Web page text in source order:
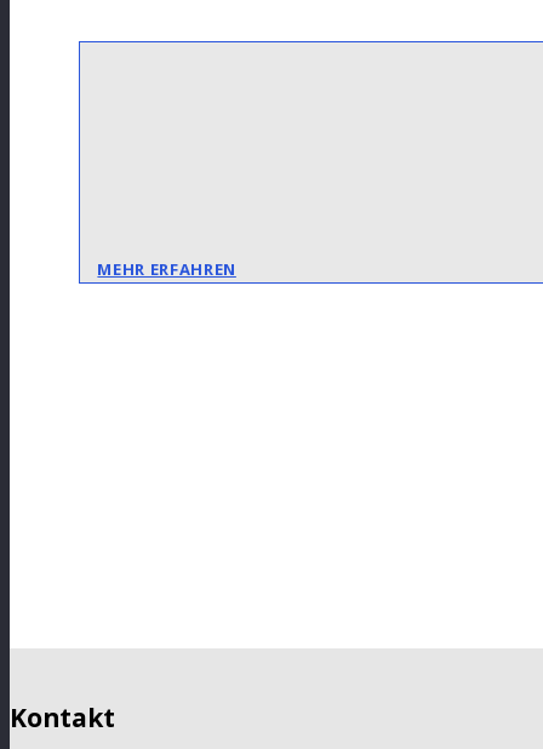
MEHR ERFAHREN
Kontakt